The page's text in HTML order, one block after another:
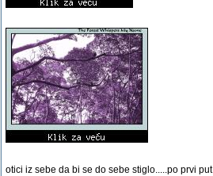
otici iz sebe da bi se do sebe stiglo.....po prvi put